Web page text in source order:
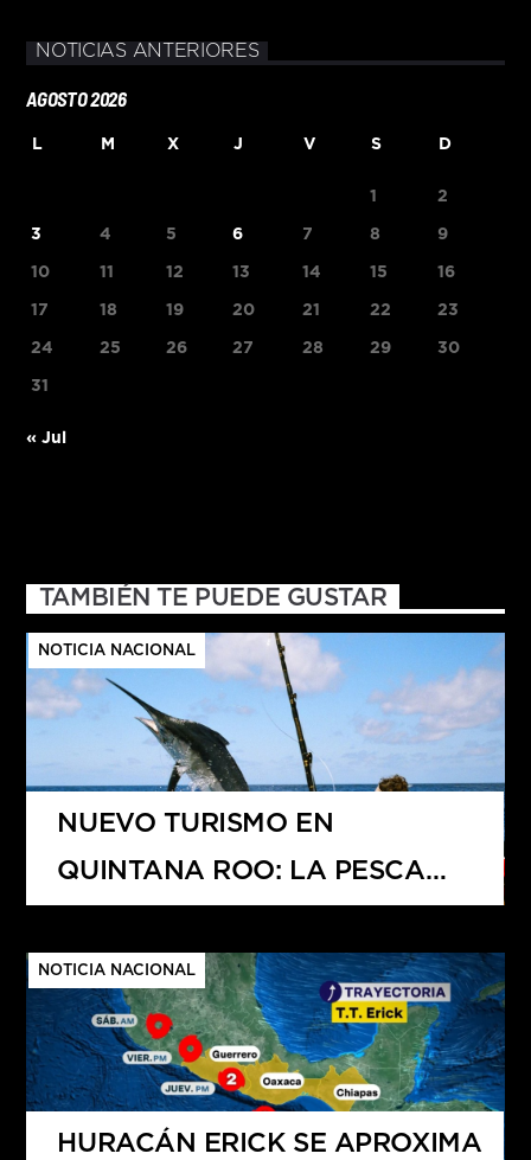
NOTICIAS ANTERIORES
AGOSTO 2026
L M X J V S D
1 2
3 4 5 6 7 8 9
10 11 12 13 14 15 16
17 18 19 20 21 22 23
24 25 26 27 28 29 30
31
« Jul
TAMBIÉN TE PUEDE GUSTAR
NOTICIA NACIONAL
NUEVO TURISMO EN
QUINTANA ROO: LA PESCA
NOTICIA NACIONAL
HURACÁN ERICK SE APROXIMA